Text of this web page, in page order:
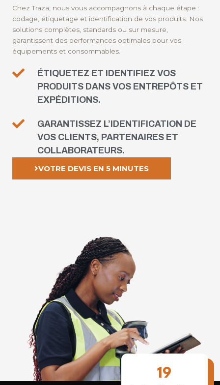
19
Chez Traza, nous vous accompagnons à chaque étape :
codage, étiquetage et identification de vos produits. Nos
solutions complètes, standards ou sur mesure,
garantissent des performances optimales pour vos
équipements et consommables.
ÉTIQUETEZ ET IDENTIFIEZ VOS
PRODUITS DANS VOS ENTREPÔTS ET
EXPÉDITIONS.
GARANTISSEZ L’IDENTIFICATION DE
VOS CLIENTS, PARTENAIRES ET
COLLABORATEURS.
VOTRE DEVIS EN 5 MINUTES